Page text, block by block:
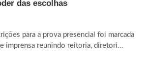
das escolhas
para a prova presencial foi marcada
imprensa reunindo reitoria, diretori...